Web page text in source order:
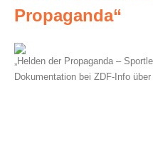
Propaganda“
„Helden der Propaganda –
Dokumentation bei ZDF-Info